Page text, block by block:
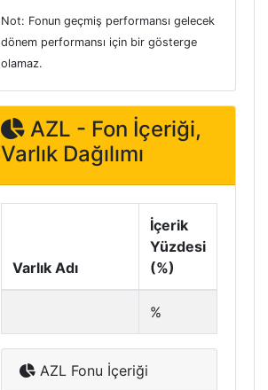
Not: Fonun geçmiş performansı gelecek
dönem performansı için bir gösterge
olamaz.
AZL - Fon İçeriği,
Varlık Dağılımı
Varlık Adı
İçerik
Yüzdesi
(%)
%
AZL Fonu İçeriği